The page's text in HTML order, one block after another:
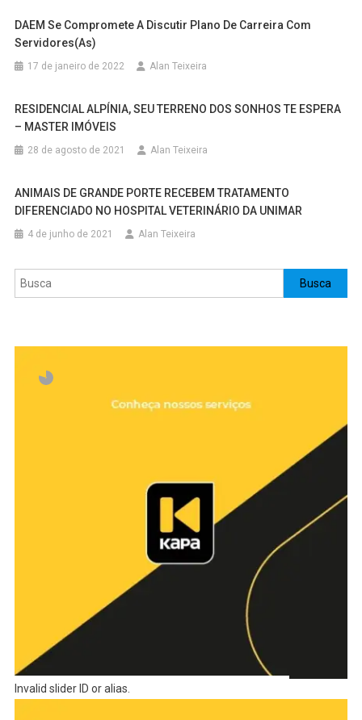
DAEM Se Compromete A Discutir Plano De Carreira Com
Servidores(as)
17 de janeiro de 2022 Alan Teixeira
RESIDENCIAL ALPÍNIA, SEU TERRENO DOS SONHOS TE ESPERA
– MASTER IMÓVEIS
28 de agosto de 2021 Alan Teixeira
ANIMAIS DE GRANDE PORTE RECEBEM TRATAMENTO
DIFERENCIADO NO HOSPITAL VETERINÁRIO DA UNIMAR
4 de junho de 2021 Alan Teixeira
Pesquisar Busca
Invalid slider ID or alias.